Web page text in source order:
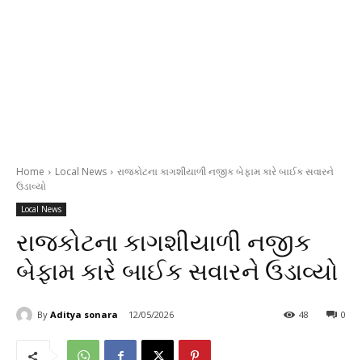
Home Local News
રાજકોટના કાગશીયાળી નજીક બેફામ કારે બાઈક સવારને
ઉડાવ્યો
Local News
રાજકોટના કાગશીયાળી નજીક
બેફામ કારે બાઈક સવારને ઉડાવ્યો
By Aditya sonara 12/05/2026 0
48